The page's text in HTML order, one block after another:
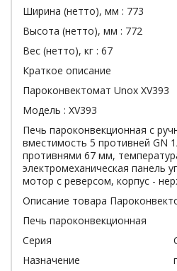
Ширина (нетто), мм : 773
Высота (нетто), мм : 772
Вес (нетто), кг : 67
Краткое описание
Пароконвектомат Unox XV393
Модель : XV393
Печь пароконвекционная с
вместимость 5 противней GN
противнями 67 мм,
электромеханическая панель
мотор с реверсом, корпус -
Описание товара
Печь пароконвекционная
Серия
Назначение